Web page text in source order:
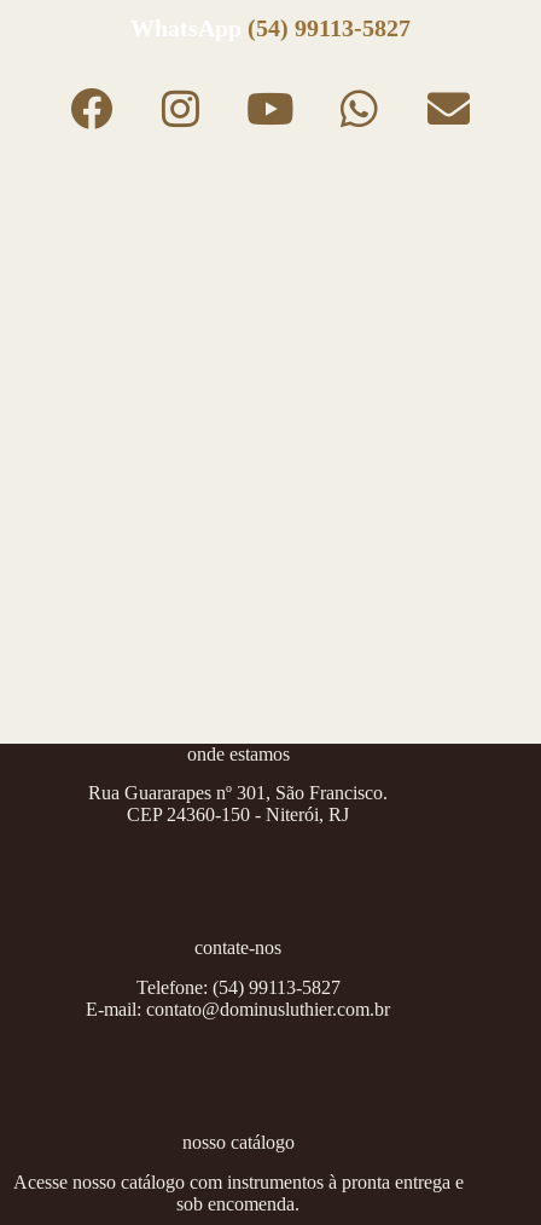
WhatsApp (54) 99113-5827
onde estamos
Rua Guararapes nº 301, São Francisco.
CEP 24360-150 - Niterói, RJ
contate-nos
Telefone: (54) 99113-5827
E-mail:contato@dominusluthier.com.br
nosso catálogo
Acesse nosso catálogo com instrumentos à pronta entrega e
sob encomenda.